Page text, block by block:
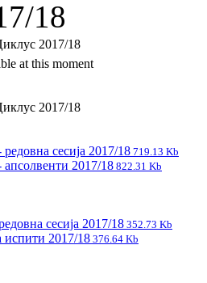
18
2017/18
at this moment
2017/18
сесија 2017/18 719.13 Kb
2017/18 822.31 Kb
сесија 2017/18 352.73 Kb
2017/18 376.64 Kb